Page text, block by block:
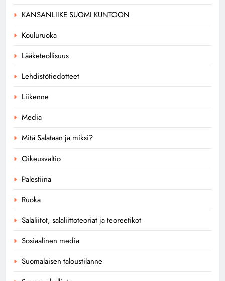
KANSANLIIKE SUOMI KUNTOON
Kouluruoka
Lääketeollisuus
Lehdistötiedotteet
Liikenne
Media
Mitä Salataan ja miksi?
Oikeusvaltio
Palestiina
Ruoka
Salaliitot, salaliittoteoriat ja teoreetikot
Sosiaalinen media
Suomalaisen taloustilanne